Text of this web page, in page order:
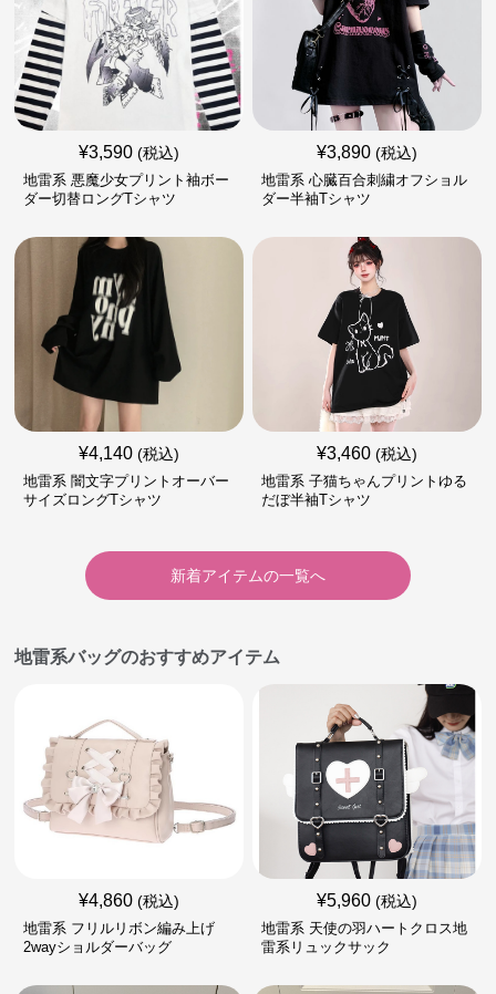
¥3,590 (税込)
地雷系 悪魔少女プリント袖ボー
ダー切替ロングTシャツ
¥3,890 (税込)
地雷系 心臓百合刺繍オフショル
ダー半袖Tシャツ
¥4,140 (税込)
地雷系 闇文字プリントオーバー
サイズロングTシャツ
¥3,460 (税込)
地雷系 子猫ちゃんプリントゆる
だぼ半袖Tシャツ
新着アイテムの一覧へ
地雷系バッグのおすすめアイテム
¥4,860 (税込)
地雷系 フリルリボン編み上げ
2wayショルダーバッグ
¥5,960 (税込)
地雷系 天使の羽ハートクロス地
雷系リュックサック